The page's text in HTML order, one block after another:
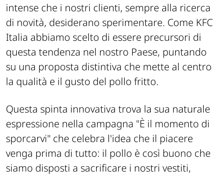
intense che i nostri clienti, sempre alla ricerca
di novità, desiderano sperimentare. Come KFC
Italia abbiamo scelto di essere precursori di
questa tendenza nel nostro Paese, puntando
su una proposta distintiva che mette al centro
la qualità e il gusto del pollo fritto.
Questa spinta innovativa trova la sua naturale
espressione nella campagna "È il momento di
sporcarvi" che celebra l'idea che il piacere
venga prima di tutto: il pollo è così buono che
siamo disposti a sacrificare i nostri vestiti,